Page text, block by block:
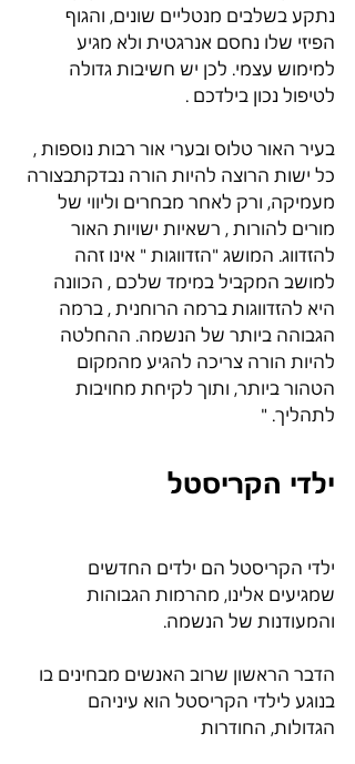
נתקע בשלבים מנטליים שונים, והגוף
הפיזי שלו נחסם אנרגטית ולא מגיע
למימוש עצמי. לכן יש חשיבות גדולה
לטיפול נכון בילדכם .
בעיר האור טלוס ובערי אור רבות נוספות ,
כל ישות הרוצה להיות הורה נבדקתבצורה
מעמיקה, ורק לאחר מבחרים וליווי של
מורים להורות , רשאיות ישויות האור
להזדווג. המושג "הזדווגות " אינו זהה
למושב המקביל במימד שלכם , הכוונה
היא להזדווגות ברמה הרוחנית , ברמה
הגבוהה ביותר של הנשמה. ההחלטה
להיות הורה צריכה להגיע מהמקום
הטהור ביותר, ותוך לקיחת מחויבות
לתהליך. "
ילדי הקריסטל
ילדי הקריסטל הם ילדים החדשים
שמגיעים אלינו, מהרמות הגבוהות
והמעודנות של הנשמה.
הדבר הראשון שרוב האנשים מבחינים בו
בנוגע לילדי הקריסטל הוא עיניהם
הגדולות, החודרות